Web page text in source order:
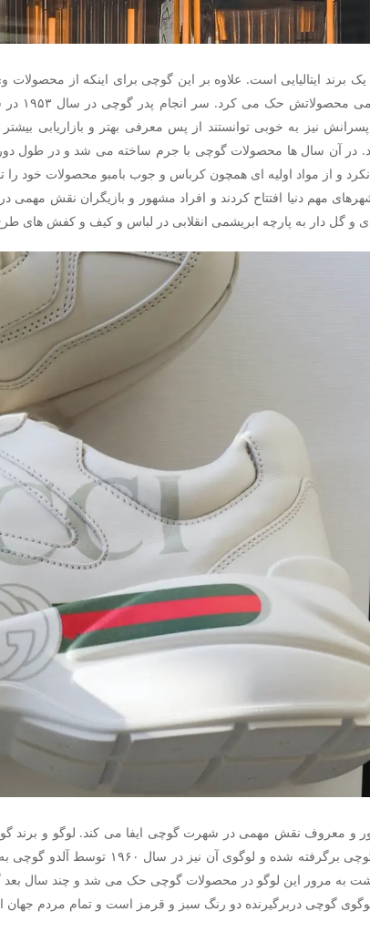
برند ایتالیایی است. علاوه بر این گوچی برای اینکه از محصولات
نیز به خوبی توانستند از پس معرفی بهتر و بازاریابی
در آن سال ها محصولات گوچی با جرم ساخته می شد و در طول
و از مواد اولیه ای همچون کرباس و جوب بامبو محصولات خود
مهم دنیا افتتاح کردند و افراد مشهور و بازیگران نقش
و گل دار به پارچه ابریشمی انقلابی در لباس و کیف و کفش های
و معروف نقش مهمی در شهرت گوچی ایفا می کند. لوگو و
گوچی دربرگیرنده دو رنگ سبز و قرمز است و تمام مردم